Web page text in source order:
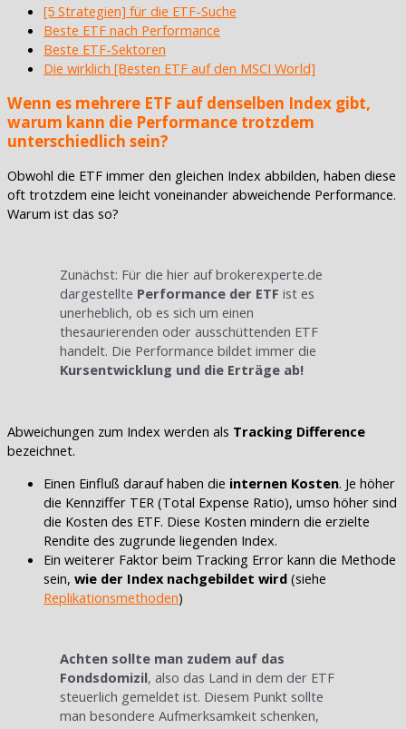
[5 Strategien] für die ETF-Suche
Beste ETF nach Performance
Beste ETF-Sektoren
Die wirklich [Besten ETF auf den MSCI World]
Wenn es mehrere ETF auf denselben Index gibt,
warum kann die Performance trotzdem
unterschiedlich sein?
Obwohl die ETF immer den gleichen Index abbilden, haben diese
oft trotzdem eine leicht voneinander abweichende Performance.
Warum ist das so?
Zunächst: Für die hier auf brokerexperte.de
dargestellte Performance der ETF ist es
unerheblich, ob es sich um einen
thesaurierenden oder ausschüttenden ETF
handelt. Die Performance bildet immer die
Kursentwicklung und die Erträge ab!
Abweichungen zum Index werden als Tracking Difference
bezeichnet.
Einen Einfluß darauf haben die internen Kosten. Je höher
die Kennziffer TER (Total Expense Ratio), umso höher sind
die Kosten des ETF. Diese Kosten mindern die erzielte
Rendite des zugrunde liegenden Index.
Ein weiterer Faktor beim Tracking Error kann die Methode
sein, wie der Index nachgebildet wird (siehe
Replikationsmethoden)
Achten sollte man zudem auf das
Fondsdomizil, also das Land in dem der ETF
steuerlich gemeldet ist. Diesem Punkt sollte
man besondere Aufmerksamkeit schenken,